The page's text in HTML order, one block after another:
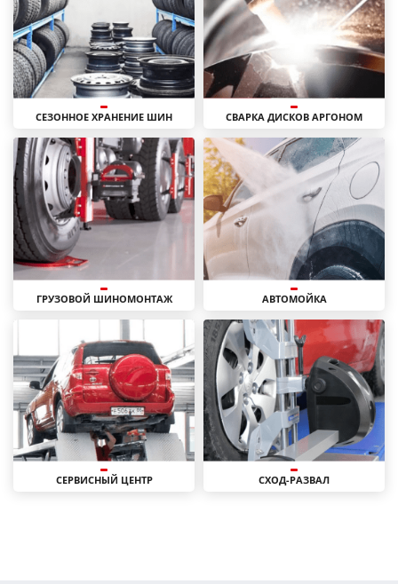
СЕЗОННОЕ ХРАНЕНИЕ ШИН СВАРКА ДИСКОВ АРГОНОМ
ГРУЗОВОЙ ШИНОМОНТАЖ АВТОМОЙКА
СЕРВИСНЫЙ ЦЕНТР СХОД-РАЗВАЛ